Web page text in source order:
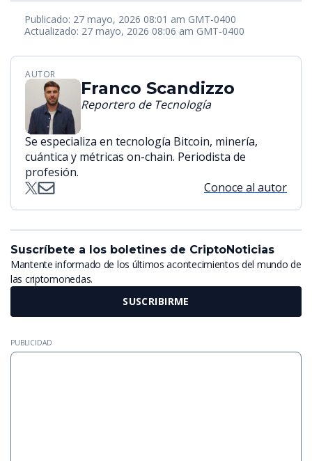
Publicado: 27 mayo, 2026 08:01 am GMT-0400
Actualizado: 27 mayo, 2026 08:06 am GMT-0400
AUTOR
Franco Scandizzo
Reportero de Tecnología
Se especializa en tecnología Bitcoin, minería,
cuántica y métricas on-chain. Periodista de
profesión.
Conoce al autor
Suscríbete a los boletines de CriptoNoticias
Mantente informado de los últimos acontecimientos del mundo de
las criptomonedas.
SUSCRIBIRME
PUBLICIDAD